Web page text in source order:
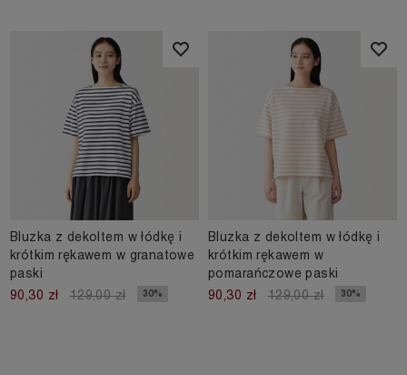
Bluzka z dekoltem w łódkę i
krótkim rękawem w granatowe
paski
90,30 zł
129,00 zł 30%
Bluzka z dekoltem w łódkę i
krótkim rękawem w
pomarańczowe paski
90,30 zł
129,00 zł 30%